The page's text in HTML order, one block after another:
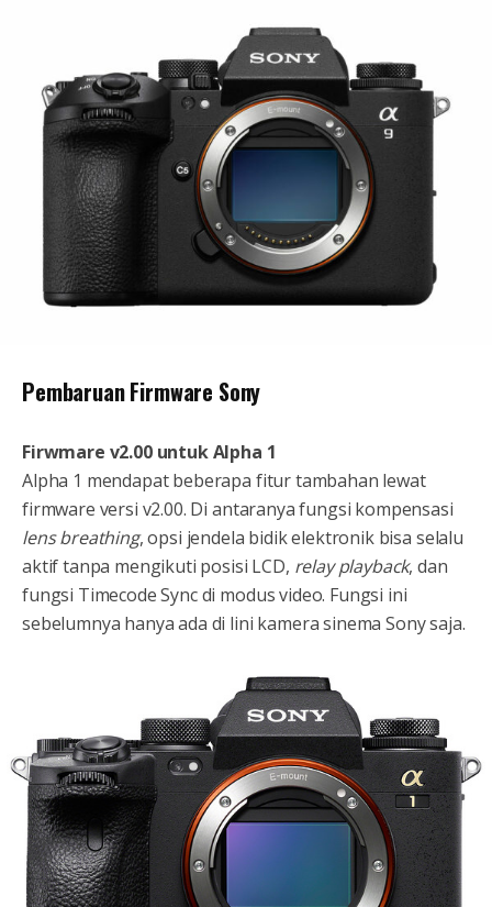
Pembaruan Firmware Sony
Firwmare v2.00 untuk Alpha 1
Alpha 1 mendapat beberapa fitur tambahan lewat
firmware versi v2.00. Di antaranya fungsi kompensasi
lens breathing, opsi jendela bidik elektronik bisa selalu
aktif tanpa mengikuti posisi LCD, relay playback, dan
fungsi Timecode Sync di modus video. Fungsi ini
sebelumnya hanya ada di lini kamera sinema Sony saja.